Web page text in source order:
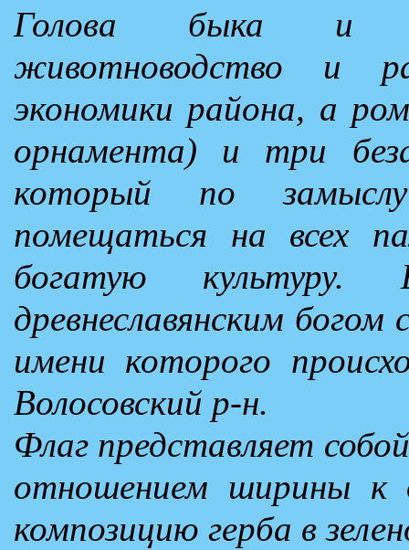
Голова быка и
животноводство и
экономики района, а
орнамента) и три
который по
помещаться на всех
богатую
древнеславянским
имени которого
Волосовский р-н.
Флаг представляет
отношением ширины к
композицию герба в